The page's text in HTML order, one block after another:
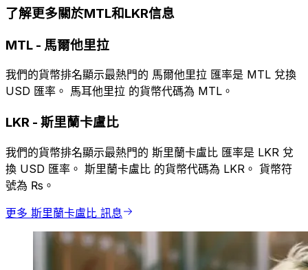
了解更多關於MTL和LKR信息
MTL - 馬爾他里拉
我們的貨幣排名顯示最熱門的 馬爾他里拉 匯率是 MTL 兌換
USD 匯率。 馬耳他里拉 的貨幣代碼為 MTL。
LKR - 斯里蘭卡盧比
我們的貨幣排名顯示最熱門的 斯里蘭卡盧比 匯率是 LKR 兌
換 USD 匯率。 斯里蘭卡盧比 的貨幣代碼為 LKR。 貨幣符
號為 ₨。
更多 斯里蘭卡盧比 訊息